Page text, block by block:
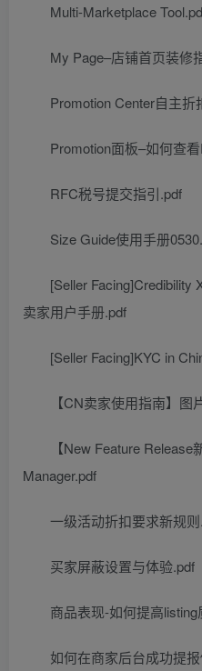
Multi-Marketplace
My Page–店铺首页装修
Promotion Center自主
Promotion面板–如何查
RFC税号提交指引.pdf
Size Guide使用手册
[Seller Facing]Credibility
卖家用户手册.pdf
[Seller Facing]KYC in
【CN卖家使用指南】图
【New Feature
Manager.pdf
一级活动折扣要求新规
买家屏蔽设置与体验.pdf
商品表现-如何提高listing
如何在商家后台成功提